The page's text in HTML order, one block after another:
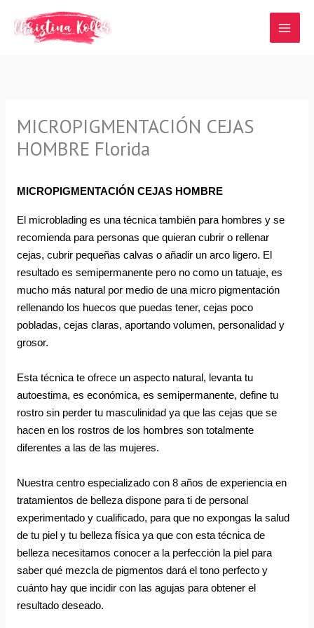
contenido
MICROPIGMENTACIÓN CEJAS
HOMBRE Florida
MICROPIGMENTACIÓN CEJAS HOMBRE
El microblading es una técnica también para hombres y se
recomienda para personas que quieran cubrir o rellenar
cejas, cubrir pequeñas calvas o añadir un arco ligero. El
resultado es semipermanente pero no como un tatuaje, es
mucho más natural por medio de una micro pigmentación
rellenando los huecos que puedas tener, cejas poco
pobladas, cejas claras, aportando volumen, personalidad y
grosor.
Esta técnica te ofrece un aspecto natural, levanta tu
autoestima, es económica, es semipermanente, define tu
rostro sin perder tu masculinidad ya que las cejas que se
hacen en los rostros de los hombres son totalmente
diferentes a las de las mujeres.
Nuestra centro especializado con 8 años de experiencia en
tratamientos de belleza dispone para ti de personal
experimentado y cualificado, para que no expongas la salud
de tu piel y tu belleza física ya que con esta técnica de
belleza necesitamos conocer a la perfección la piel para
saber qué mezcla de pigmentos dará el tono perfecto y
cuánto hay que incidir con las agujas para obtener el
resultado deseado.